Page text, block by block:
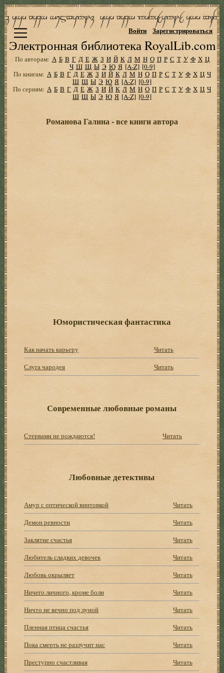
Электронная библиотека RoyalLib.com
Войти Зарегистрироваться
По авторам: А Б В Г Д Е Ж З И Й К Л М Н О П Р С Т У Ф Х Ц
Ч Ш Щ Ы Э Ю Я [A-Z] [0-9]
По книгам: А Б В Г Д Е Ж З И Й К Л М Н О П Р С Т У Ф Х Ц Ч
Ш Щ Ы Э Ю Я [A-Z] [0-9]
По сериям: А Б В Г Д Е Ж З И Й К Л М Н О П Р С Т У Ф Х Ц Ч
Ш Щ Ы Э Ю Я [A-Z] [0-9]
Романова Галина - все книги автора
Юмористическая фантастика
Как начать карьеру
Читать
Слуга чародея
Читать
Современные любовные романы
Стервами не рождаются! Читать
Любовные детективы
Амур с оптической винтовкой
Читать
Демон ревности
Читать
Заклятие счастья
Читать
Любитель сладких девочек
Читать
Любовь окрыляет
Читать
Ничего личного, кроме боли
Читать
Ничто не вечно под луной
Читать
Пленная птица счастья
Читать
Пока смерть не разлучит нас
Читать
Преступно счастливая
Читать